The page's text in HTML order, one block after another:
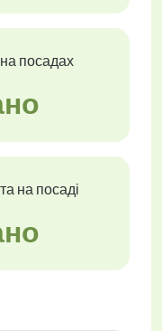
посадах
на посаді